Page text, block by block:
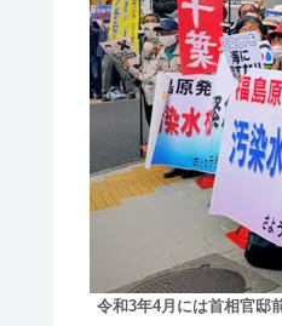
令和3年4月には首相官邸